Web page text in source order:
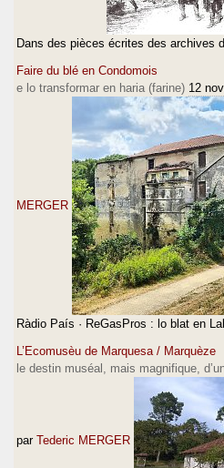
Dans des pièces écrites des archives
Faire du blé en Condomois
e lo transformar en haria (farine) 12
MERGER
Ràdio País · ReGasPros : lo blat en
L’Ecomusèu de Marquesa / Marquèze
le destin muséal, mais magnifique,
par Tederic MERGER